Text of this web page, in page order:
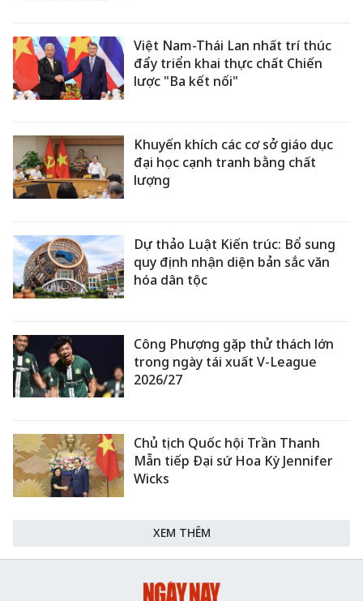
Việt Nam-Thái Lan nhất trí thúc
đẩy triển khai thực chất Chiến
lược "Ba kết nối"
Khuyến khích các cơ sở giáo dục
đại học cạnh tranh bằng chất
lượng
Dự thảo Luật Kiến trúc: Bổ sung
quy định nhận diện bản sắc văn
hóa dân tộc
Công Phượng gặp thử thách lớn
trong ngày tái xuất V-League
2026/27
Chủ tịch Quốc hội Trần Thanh
Mẫn tiếp Đại sứ Hoa Kỳ Jennifer
Wicks
XEM THÊM